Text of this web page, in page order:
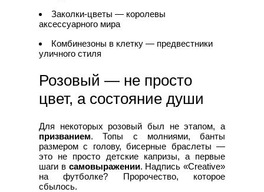
Заколки-цветы — королевы
аксессуарного мира
Комбинезоны в клетку — предвестники
уличного стиля
Розовый — не просто
цвет, а состояние души
Для некоторых розовый был не этапом, а
призванием. Топы с молниями, банты
размером с голову, бисерные браслеты —
это не просто детские капризы, а первые
шаги в самовыражении. Надпись «Creative»
на футболке? Пророчество, которое
сбылось.